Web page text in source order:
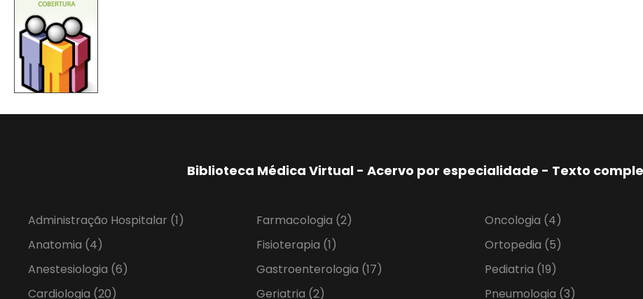
Biblioteca Médica Virtual - Acervo por especialidade - Texto
Administração Hospitalar (1)
Anatomia (4)
Anestesiologia (6)
Cardiologia (20)
Farmacologia (2)
Fisioterapia (1)
Gastroenterologia (17)
Geriatria (2)
Oncologia (4)
Ortopedia (5)
Pediatria (19)
Pneumologia (3)